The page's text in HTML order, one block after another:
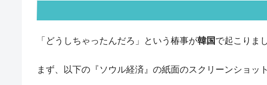
『Money1』 韓国･警察職員が「丸刈りになって抗議活動」
『Money1』 韓国製造業「半導体絶好調」のウラで他業種は全
「どうしちゃったんだろ」という椿事が韓国 で起こりま
まず、以下の『ソウル経済』の紙面のスクリーンショッ